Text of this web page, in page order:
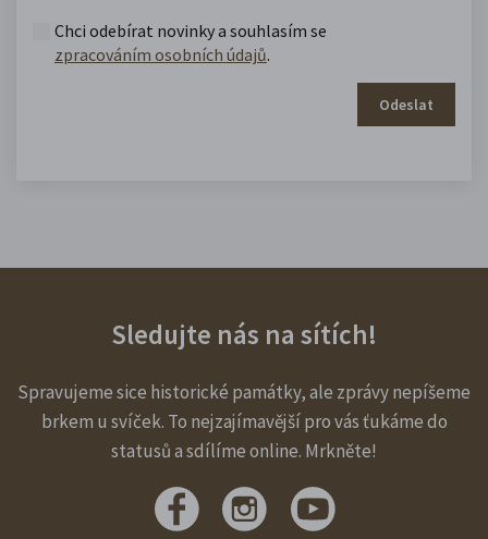
Chci odebírat novinky a souhlasím se
zpracováním osobních údajů.
Odeslat
Sledujte nás na sítích!
Spravujeme sice historické památky, ale zprávy nepíšeme
brkem u svíček. To nejzajímavější pro vás ťukáme do
statusů a sdílíme online. Mrkněte!